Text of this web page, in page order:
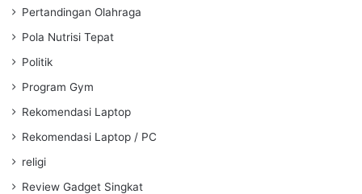
Pertandingan Olahraga
Pola Nutrisi Tepat
Politik
Program Gym
Rekomendasi Laptop
Rekomendasi Laptop / PC
religi
Review Gadget Singkat